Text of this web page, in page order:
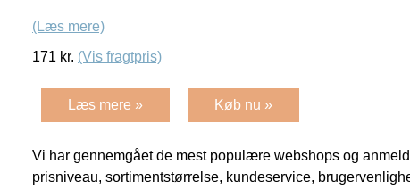
(Læs mere)
171 kr. (Vis fragtpris)
Læs mere » Køb nu »
Vi har gennemgået de mest populære webshops og
prisniveau, sortimentstørrelse, kundeservice,